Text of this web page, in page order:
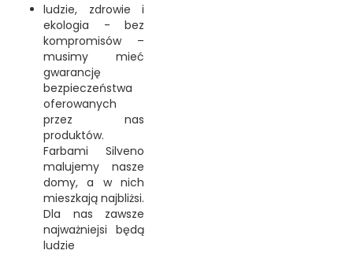
ludzie, zdrowie i
ekologia - bez
kompromisów –
musimy mieć
gwarancję
bezpieczeństwa
oferowanych
przez nas
produktów.
Farbami Silveno
malujemy nasze
domy, a w nich
mieszkają najbliżsi.
Dla nas zawsze
najważniejsi będą
ludzie